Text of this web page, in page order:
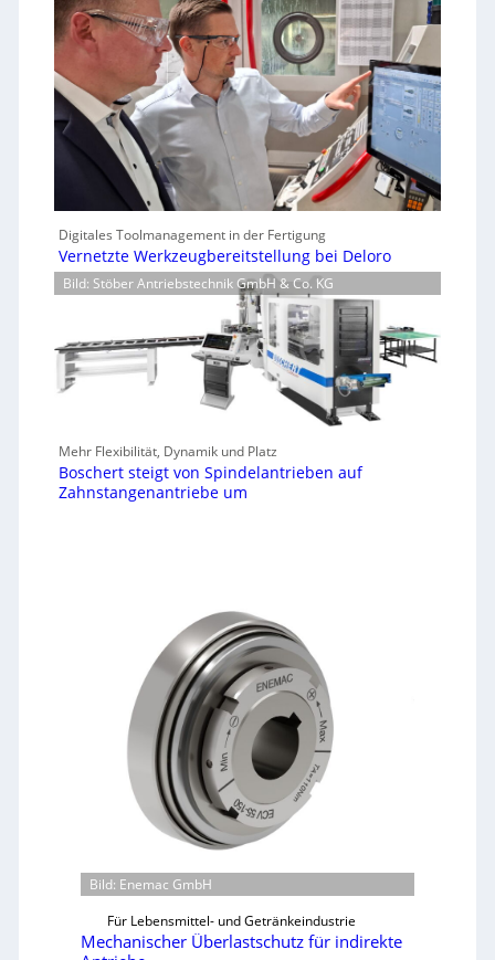
Digitales Toolmanagement in der Fertigung
Vernetzte Werkzeugbereitstellung bei Deloro
Bild: Stöber Antriebstechnik GmbH & Co. KG
Mehr Flexibilität, Dynamik und Platz
Boschert steigt von Spindelantrieben auf
Zahnstangenantriebe um
Bild: Enemac GmbH
Für Lebensmittel- und Getränkeindustrie
Mechanischer Überlastschutz für indirekte